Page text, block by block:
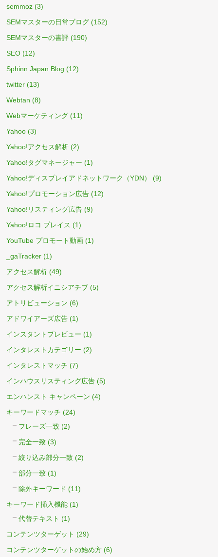
semmoz (3)
SEMマスターの日常ブログ (152)
SEMマスターの書評 (190)
SEO (12)
Sphinn Japan Blog (12)
twitter (13)
Webtan (8)
Webマーケティング (11)
Yahoo (3)
Yahoo!アクセス解析 (2)
Yahoo!タグマネージャー (1)
Yahoo!ディスプレイアドネットワーク（YDN）
(9)
Yahoo!プロモーション広告 (12)
Yahoo!リスティング広告 (9)
Yahoo!ロコ プレイス (1)
YouTube プロモート動画 (1)
_gaTracker (1)
アクセス解析 (49)
アクセス解析イニシアチブ (5)
アトリビューション (6)
アドワイアーズ広告 (1)
インスタントプレビュー (1)
インタレストカテゴリー (2)
インタレストマッチ (7)
インハウスリスティング広告 (5)
エンハンスト キャンペーン (4)
キーワードマッチ (24)
フレーズ一致 (2)
完全一致 (3)
絞り込み部分一致 (2)
部分一致 (1)
除外キーワード (11)
キーワード挿入機能 (1)
代替テキスト (1)
コンテンツターゲット (29)
コンテンツターゲットの始め方 (6)